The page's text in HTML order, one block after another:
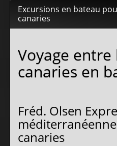
Excursions en bateau
canaries
Voyage entre
canaries en
Fréd. Olsen
canaries